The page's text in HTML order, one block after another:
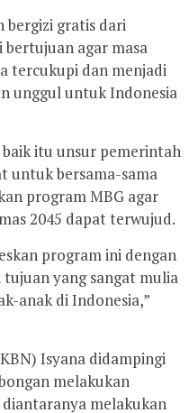
bergizi gratis dari
bertujuan agar masa
tercukupi dan menjadi
unggul untuk Indonesia
itu unsur pemerintah
untuk bersama-sama
program MBG agar
2045 dapat terwujud.
program ini dengan
yang sangat mulia
anak di Indonesia,”
Isyana didampingi
melakukan
melakukan